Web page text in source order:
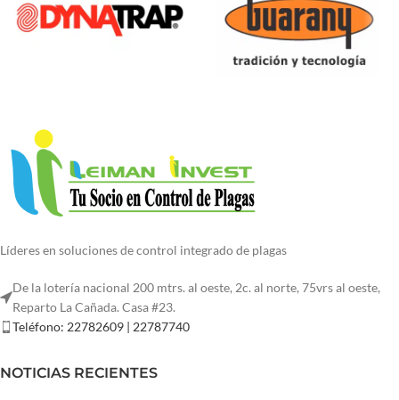
girando naturalmente en el viento,
donde releflejo confundirá y las
Líderes en soluciones de control integrado de plagas
De la lotería nacional 200 mtrs. al oeste, 2c. al norte, 75vrs al oeste,
Reparto La Cañada. Casa #23.
Teléfono: 22782609 | 22787740
NOTICIAS RECIENTES